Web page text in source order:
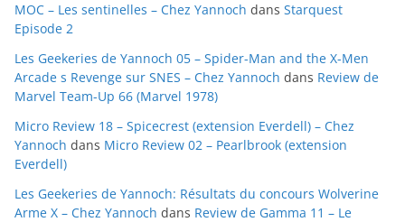
s
MOC – Les sentinelles – Chez Yannoch dans Starquest
Episode 2
Les Geekeries de Yannoch 05 – Spider-Man and the X-Men
Arcade s Revenge sur SNES – Chez Yannoch dans Review de
Marvel Team-Up 66 (Marvel 1978)
Micro Review 18 – Spicecrest (extension Everdell) – Chez
Yannoch dans Micro Review 02 – Pearlbrook (extension
Everdell)
Les Geekeries de Yannoch: Résultats du concours Wolverine
Arme X – Chez Yannoch dans Review de Gamma 11 – Le